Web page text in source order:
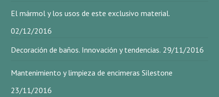
El mármol y los usos de este exclusivo material.
02/12/2016
Decoración de baños. Innovación y tendencias. 29/11/2016
Mantenimiento y limpieza de encimeras Silestone
23/11/2016